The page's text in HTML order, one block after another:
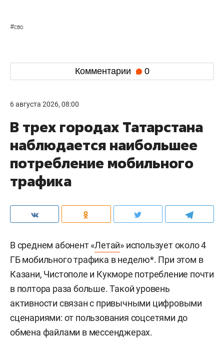
#сво
Комментарии 0
6 августа 2026, 08:00
В трех городах Татарстана
наблюдается наибольшее
потребление мобильного
трафика
В среднем абонент «Летай» использует около 4
ГБ мобильного трафика в неделю*. При этом в
Казани, Чистополе и Кукморе потребление почти
в полтора раза больше. Такой уровень
активности связан с привычными цифровыми
сценариями: от пользования соцсетями до
обмена файлами в мессенджерах.